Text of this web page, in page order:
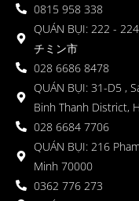
0815 958 338
QUÁN BỤI: 222 -
チミン市
028 6686 8478
QUÁN BỤI: 31-D5 ,
Binh Thanh District,
028 6684 7706
QUÁN BỤI: 216
Minh 70000
0362 776 273